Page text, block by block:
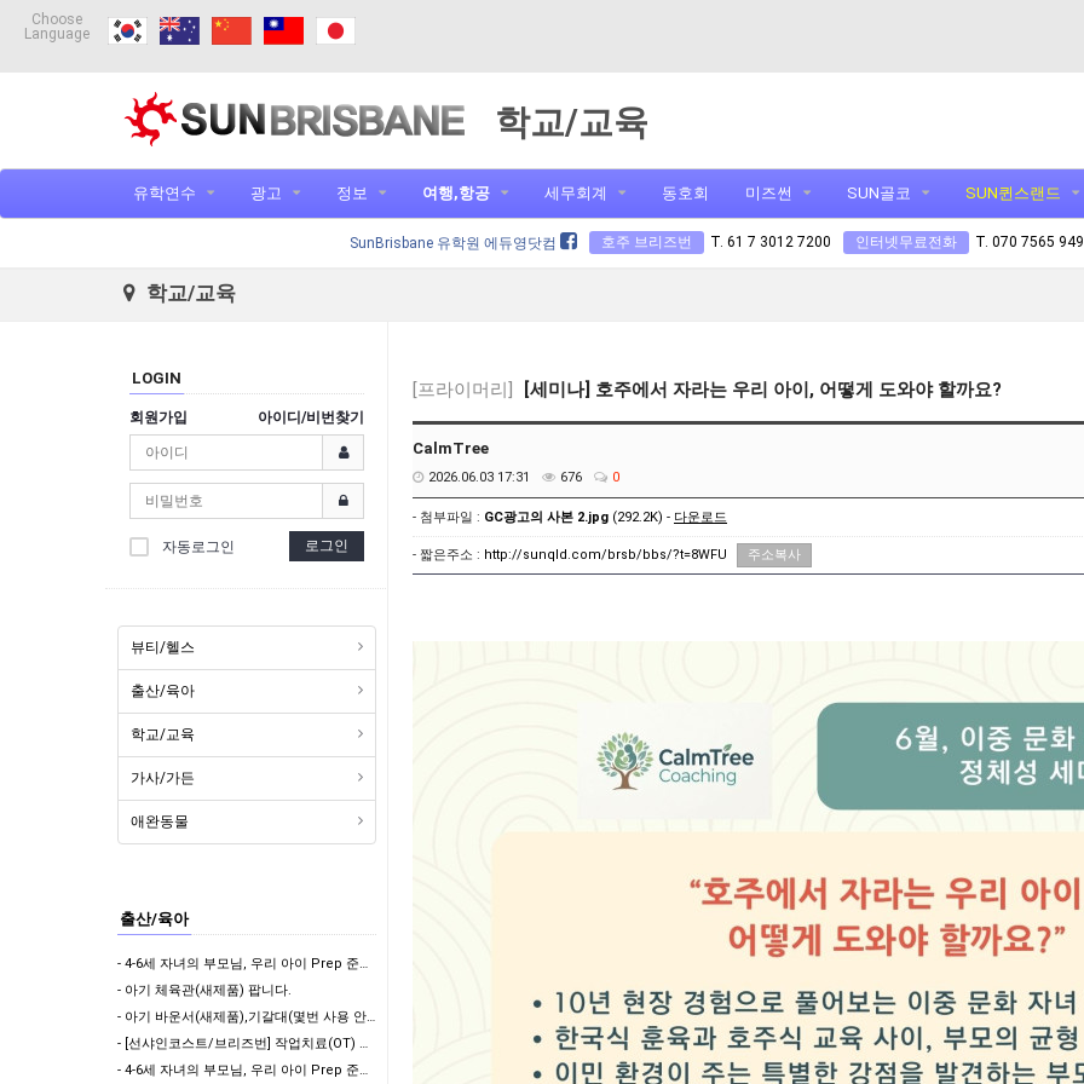
Choose
Language
학교/교육
유학연수 광고 정보 여행,항공 세무회계 동호회 미즈썬 SUN골코 SUN퀸스랜드
SunBrisbane 유학원 에듀영닷컴 호주 브리즈번 T. 61 7 3012 7200 인터넷무료전화 T. 070 7565
학교/교육
LOGIN
회원가입 아이디/비번찾기
자동로그인 로그인
뷰티/헬스
출산/육아
학교/교육
가사/가든
애완동물
출산/육아
- 4-6세 자녀의 부모님, 우리 아이 Prep 준비 되었나요? 자리가 몇게 남지 않았습니다.
- 아기 체육관(새제품) 팝니다.
- 아기 바운서(새제품),기갈대(몇번 사용 안힘)팝니다.
- [선샤인코스트/브리즈번] 작업치료(OT) 기반 세심한 일상생활 지원 & 아이 돌봄 (자차 …
- 4-6세 자녀의 부모님, 우리 아이 Prep 준비 되었나요?
[프라이머리] [세미나] 호주에서 자라는 우리 아이, 어떻게 도와야 할까요?
CalmTree
2026.06.03 17:31 676 0
- 첨부파일 : GC광고의 사본 2.jpg (292.2K) - 다운로드
- 짧은주소 : http://sunqld.com/brsb/bbs/?t=8WFU 주소복사